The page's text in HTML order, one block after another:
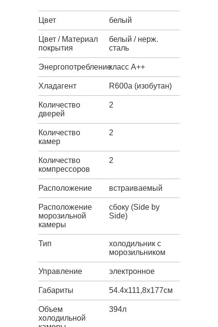
Цвет белый
Цвет / Материал
покрытия
белый / нерж.
сталь
Энергопотреблениекласс A++
Хладагент R600a (изобутан)
Количество
дверей
2
Количество
камер
2
Количество
компрессоров
2
Расположение встраиваемый
Расположение
морозильной
камеры
сбоку (Side by
Side)
Тип
холодильник с
морозильником
Управление электронное
Габариты 54.4х111,8х177см
Объем
холодильной
394л